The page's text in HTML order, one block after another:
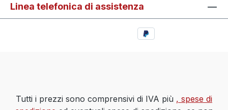
Linea telefonica di assistenza
Tutti i prezzi sono comprensivi di IVA più , spese di